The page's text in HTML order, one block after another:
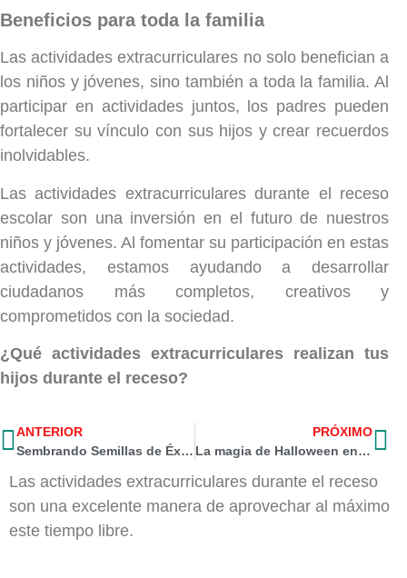
Beneficios para toda la familia
Las actividades extracurriculares no solo benefician a
los niños y jóvenes, sino también a toda la familia. Al
participar en actividades juntos, los padres pueden
fortalecer su vínculo con sus hijos y crear recuerdos
inolvidables.
Las actividades extracurriculares durante el receso
escolar son una inversión en el futuro de nuestros
niños y jóvenes. Al fomentar su participación en estas
actividades, estamos ayudando a desarrollar
ciudadanos más completos, creativos y
comprometidos con la sociedad.
¿Qué actividades extracurriculares realizan tus
hijos durante el receso?
ANTERIOR
Sembrando Semillas de Éxito: Guía Universitaria desde el Colegio Jefferson
PRÓXIMO
La magia de Halloween en el colegio
Las actividades extracurriculares durante el receso
son una excelente manera de aprovechar al máximo
este tiempo libre.